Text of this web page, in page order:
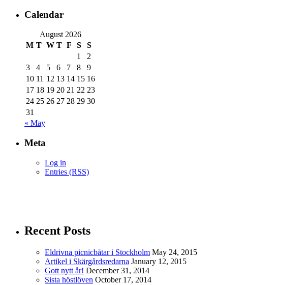
Calendar
August 2026
M T W T F S
S
1
2
3
4 5 6 7 8
9
10 11 12 13 14 15 16
17 18 19 20 21 22 23
24 25 26 27 28 29 30
31
« May
Meta
Log in
Entries (RSS)
Recent Posts
Eldrivna picnicbåtar i Stockholm May 24, 2015
Artikel i Skärgårdsredarna January 12, 2015
Gott nytt år! December 31, 2014
Sista höstlöven October 17, 2014